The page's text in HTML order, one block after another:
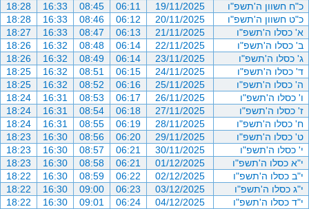
כ"ח חשוון ה'תשפ"ו
19/11/2025
06:11
08:45
16:33
18:28
כ"ט חשוון ה'תשפ"ו
20/11/2025
06:12
08:46
16:33
18:28
א' כסלו ה'תשפ"ו
21/11/2025
06:13
08:47
16:33
18:27
ב' כסלו ה'תשפ"ו
22/11/2025
06:14
08:48
16:32
18:26
ג' כסלו ה'תשפ"ו
23/11/2025
06:14
08:49
16:32
18:26
ד' כסלו ה'תשפ"ו
24/11/2025
06:15
08:51
16:32
18:25
ה' כסלו ה'תשפ"ו
25/11/2025
06:16
08:52
16:32
18:25
ו' כסלו ה'תשפ"ו
26/11/2025
06:17
08:53
16:31
18:24
ז' כסלו ה'תשפ"ו
27/11/2025
06:18
08:54
16:31
18:24
ח' כסלו ה'תשפ"ו
28/11/2025
06:19
08:55
16:31
18:24
ט' כסלו ה'תשפ"ו
29/11/2025
06:20
08:56
16:30
18:23
י' כסלו ה'תשפ"ו
30/11/2025
06:21
08:57
16:30
18:23
י"א כסלו ה'תשפ"ו
01/12/2025
06:21
08:58
16:30
18:23
י"ב כסלו ה'תשפ"ו
02/12/2025
06:22
08:59
16:30
18:22
י"ג כסלו ה'תשפ"ו
03/12/2025
06:23
09:00
16:30
18:22
י"ד כסלו ה'תשפ"ו
04/12/2025
06:24
09:01
16:30
18:22